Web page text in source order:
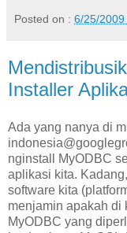
Posted on : 6/25/
Installer
Ada yang nanya di
nginstall MyODBC
aplikasi kita.
software kita
menjamin apakah di
MyODBC yang